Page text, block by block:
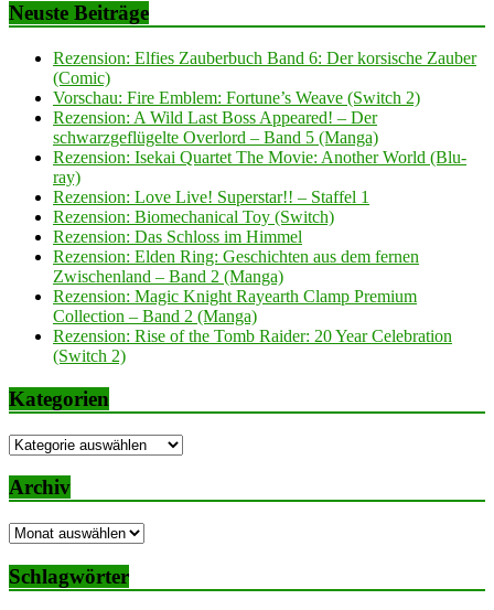
Neuste Beiträge
Rezension: Elfies Zauberbuch Band 6: Der korsische Zauber
(Comic)
Vorschau: Fire Emblem: Fortune’s Weave (Switch 2)
Rezension: A Wild Last Boss Appeared! – Der
schwarzgeflügelte Overlord – Band 5 (Manga)
Rezension: Isekai Quartet The Movie: Another World (Blu-
ray)
Rezension: Love Live! Superstar!! – Staffel 1
Rezension: Biomechanical Toy (Switch)
Rezension: Das Schloss im Himmel
Rezension: Elden Ring: Geschichten aus dem fernen
Zwischenland – Band 2 (Manga)
Rezension: Magic Knight Rayearth Clamp Premium
Collection – Band 2 (Manga)
Rezension: Rise of the Tomb Raider: 20 Year Celebration
(Switch 2)
Kategorien
Kategorien
Archiv
Archiv
Schlagwörter